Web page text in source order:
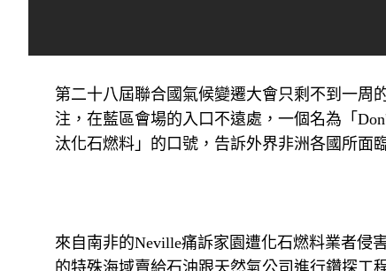
第二十八屆聯合國氣候變遷大會只剩不到一周
注，在藍區會場的入口不遠處，一個名為「
汰化石燃料」的口號，告訴外界非洲各國所面
來自南非的Neville痛訴家園遭化石燃料業者侵
的特殊海域賣給石油跟天然氣公司進行鑽探工